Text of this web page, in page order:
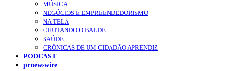
MÚSICA
NEGÓCIOS E EMPREENDEDORISMO
NA TELA
CHUTANDO O BALDE
SAÚDE
CRÔNICAS DE UM CIDADÃO APRENDIZ
PODCAST
prnewswire